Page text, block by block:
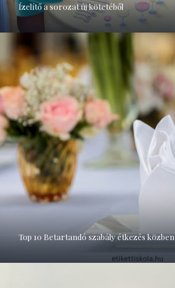
Ízelítő a sorozat új kötetéből
Top 10 Betartandó szabály étkezés közben